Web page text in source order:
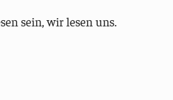
sein, wir lesen uns.